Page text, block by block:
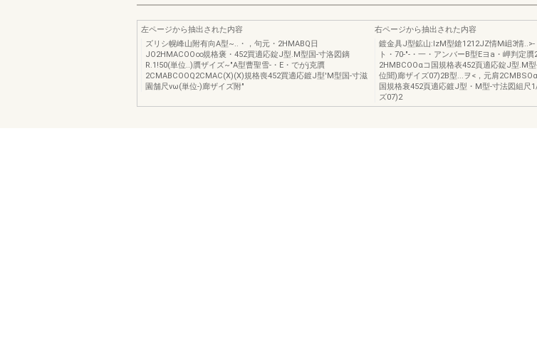
左ページから抽出された内容
ズリシ幌峰山附有向A型~..・，句元・2HMABQ日
JO2HMACOO∞規格褒・452買適応錠J型.M型国-寸洛図鏑
R.1!50(単位..)贋ザイズ~"A型曹聖雪-・E・でがj克贋
2CMABCOOQ2CMAC(X)(X)規格喪452買適応鍍J型'M型国-寸滋
園舗尺νω(単位-)廊ザイズ附"
右ページから抽出された内容
鍍金具J型鉱山:lzM型鎗1212JZ情M岨3情..>-
ト・70-"-・一・アンバーB型Eヨa・岬判定
2HMBCOOαコ国規格表452頁適応錠J型.M
位聞)廊ザイズ07)2B型...ヲ<，元肩
国規格衰452頁適応鍍J型・M型-寸法図組尺
ズ07)2